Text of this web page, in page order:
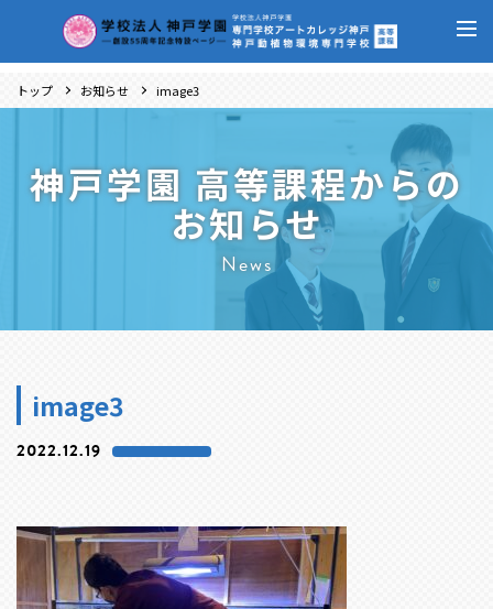
トップ お知らせ image3
神戸学園 高等課程からの
お知らせ
News
image3
2022.12.19